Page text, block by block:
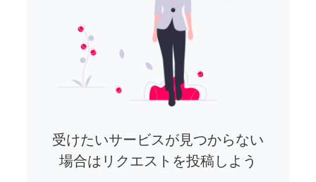
受けたいサービスが見つからない
場合はリクエストを投稿しよう